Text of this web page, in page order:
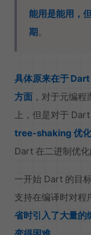
能用是能用，
期。
具体原来在于
方面 ，对于元编
上，但是对于
tree-shaking 优
Dart 在二进制优化
一开始 Dart 的目
支持在编译时对程
省时引入了大量的